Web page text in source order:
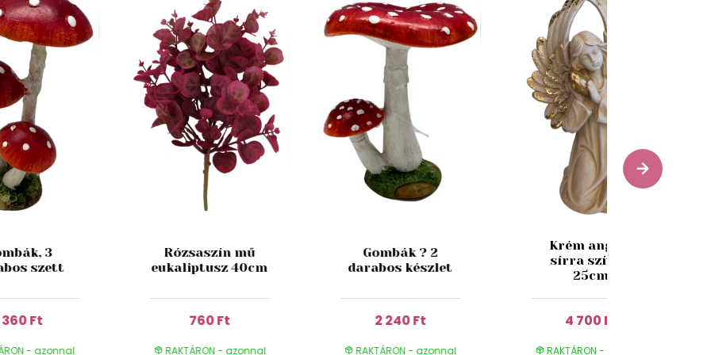
3
szett
360 Ft
- azonnal
Rózsaszín mű
eukaliptusz 40cm
760 Ft
RAKTÁRON - azonnal
Gombák ? 2
darabos készlet
2 240 Ft
RAKTÁRON - azonnal
Krém angyal
sírra szívvel
25cm
4 700 Ft
RAKTÁRON - azonnal